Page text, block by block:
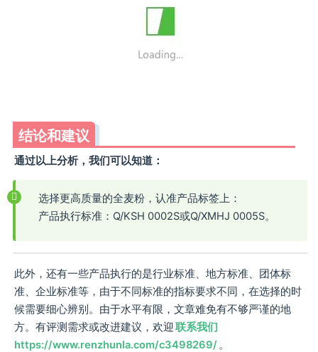
结论和建议
通过以上分析，我们可以知道：
选择更高质量的全麦粉，认准产品标签上：
产品执行标准：Q/KSH 0002S或Q/XMHJ 0005S。
此外，还有一些产品执行的是行业标准、地方标准、团体标
准、企业标准等，由于不同标准的指标要求不同，在选择的时
候需要细心辨别。由于水平有限，文章难免有不够严谨的地
方。有评测需求或改进建议，欢迎 联系我们
https://www.renzhunla.com/c3498269/。